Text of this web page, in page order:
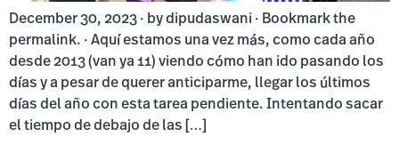
December 30, 2023 · by dipudaswani · Bookmark the
permalink. · Aquí estamos una vez más, como cada año
desde 2013 (van ya 11) viendo cómo han ido pasando los
días y a pesar de querer anticiparme, llegar los últimos
días del año con esta tarea pendiente. Intentando sacar
el tiempo de debajo de las […]